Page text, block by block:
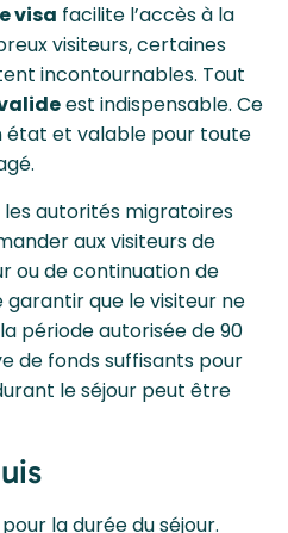
visa facilite l’accès à la
visiteurs, certaines
incontournables. Tout
est indispensable. Ce
état et valable pour toute
les autorités migratoires
aux visiteurs de
ou de continuation de
que le visiteur ne
période autorisée de 90
de fonds suffisants pour
le séjour peut être
pour la durée du séjour.